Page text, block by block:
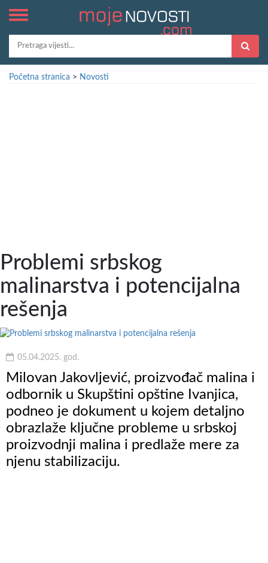
Početna stranica > Novosti
Problemi srbskog
malinarstva i potencijalna
rešenja
05.04.2025. god.
Milovan Jakovljević, proizvođač malina i
odbornik u Skupštini opštine Ivanjica,
podneo je dokument u kojem detaljno
obrazlaže ključne probleme u srbskoj
proizvodnji malina i predlaže mere za
njenu stabilizaciju.